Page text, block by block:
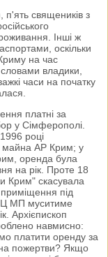
священиків з
Інші ж
оскільки
на час
владики,
часи на початку
платні за
у Сімферополі.
році
майна АР Крим; у
оренда була
на рік. Проте 18
Крим" скасувала
під
МП муситиме
Архієпископ
навмисно:
платити оренду за
пожертви? Якщо